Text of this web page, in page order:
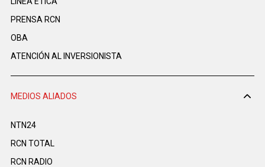
PRENSA RCN
OBA
ATENCIÓN AL INVERSIONISTA
MEDIOS ALIADOS
NTN24
RCN TOTAL
RCN RADIO